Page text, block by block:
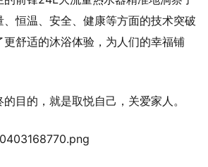
、恒温、安全、健康等方面的技术突破
更舒适的沐浴体验，为人们的幸福铺
目的，就是取悦自己，关爱家人。